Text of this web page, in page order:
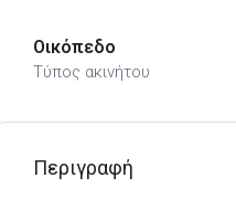
Οικόπεδο
Τύπος ακινήτου
Περιγραφή